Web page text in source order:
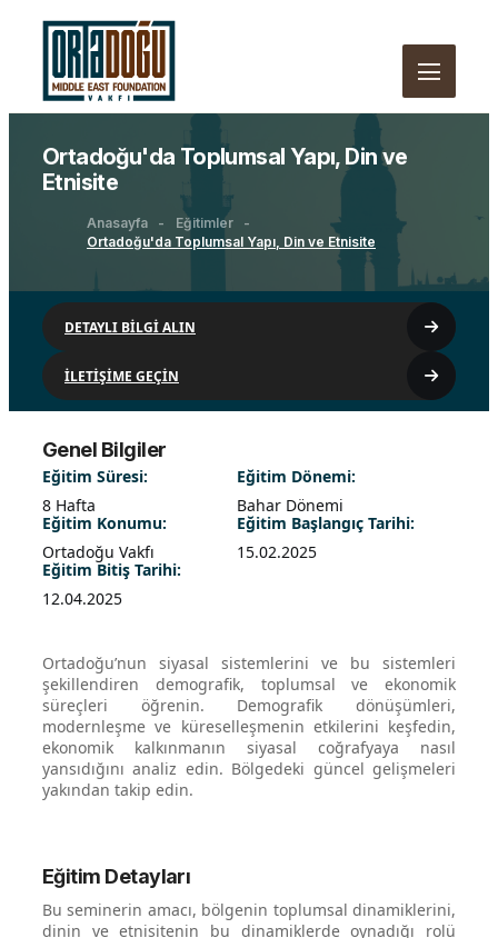
Ortadoğu'da Toplumsal Yapı, Din ve
Etnisite
Anasayfa
Eğitimler
Ortadoğu'da Toplumsal Yapı, Din ve Etnisite
DETAYLI BİLGİ ALIN
İLETİŞİME GEÇİN
Genel Bilgiler
Eğitim Süresi:
8 Hafta
Eğitim Dönemi:
Bahar Dönemi
Eğitim Konumu:
Ortadoğu Vakfı
Eğitim Başlangıç Tarihi:
15.02.2025
Eğitim Bitiş Tarihi:
12.04.2025
Ortadoğu’nun siyasal sistemlerini ve bu sistemleri
şekillendiren demografik, toplumsal ve ekonomik
süreçleri öğrenin. Demografik dönüşümleri,
modernleşme ve küreselleşmenin etkilerini keşfedin,
ekonomik kalkınmanın siyasal coğrafyaya nasıl
yansıdığını analiz edin. Bölgedeki güncel gelişmeleri
yakından takip edin.
Eğitim Detayları
Bu seminerin amacı, bölgenin toplumsal dinamiklerini,
dinin ve etnisitenin bu dinamiklerde oynadığı rolü